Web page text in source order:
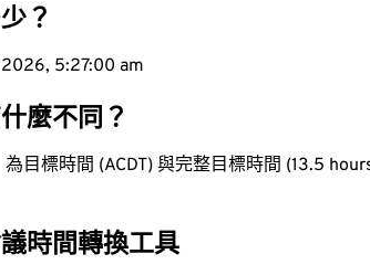
？
5:27:00 am
麼不同？
目標時間 (ACDT) 與完整目標時間 (13.5
時間轉換工具